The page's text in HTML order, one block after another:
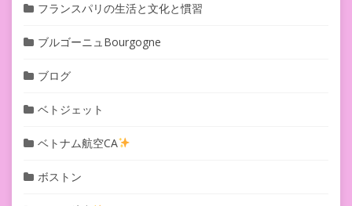
フランスパリの生活と文化と慣習
ブルゴーニュBourgogne
ブログ
ベトジェット
ベトナム航空CA
ボストン